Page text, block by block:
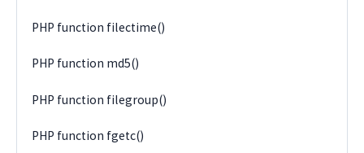
PHP function filectime()
PHP function md5()
PHP function filegroup()
PHP function fgetc()